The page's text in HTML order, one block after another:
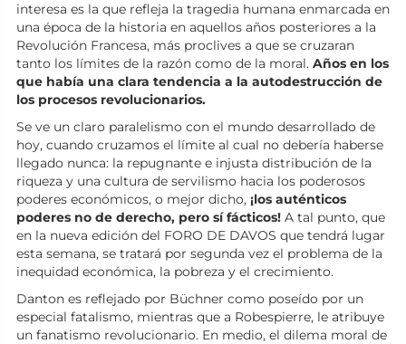
interesa es la que refleja la tragedia humana enmarcada en
una época de la historia en aquellos años posteriores a la
Revolución Francesa, más proclives a que se cruzaran
tanto los límites de la razón como de la moral. Años en los
que había una clara tendencia a la autodestrucción de
los procesos revolucionarios.
Se ve un claro paralelismo con el mundo desarrollado de
hoy, cuando cruzamos el límite al cual no debería haberse
llegado nunca: la repugnante e injusta distribución de la
riqueza y una cultura de servilismo hacia los poderosos
poderes económicos, o mejor dicho, ¡los auténticos
poderes no de derecho, pero sí fácticos! A tal punto, que
en la nueva edición del FORO DE DAVOS que tendrá lugar
esta semana, se tratará por segunda vez el problema de la
inequidad económica, la pobreza y el crecimiento.
Danton es reflejado por Büchner como poseído por un
especial fatalismo, mientras que a Robespierre, le atribuye
un fanatismo revolucionario. En medio, el dilema moral de